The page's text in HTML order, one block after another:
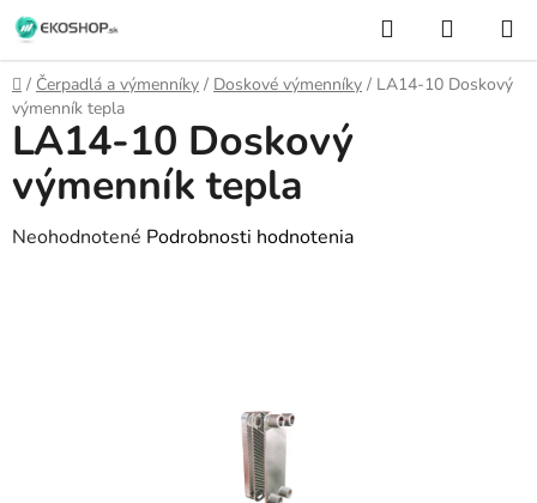
Prejsť
na
obsah
Hľadať
KOŠÍK
Domov
/ Čerpadlá a výmenníky / Doskové výmenníky / LA14-10 Doskový
výmenník tepla
LA14-10 Doskový
výmenník tepla
Priemerné
Neohodnotené Podrobnosti hodnotenia